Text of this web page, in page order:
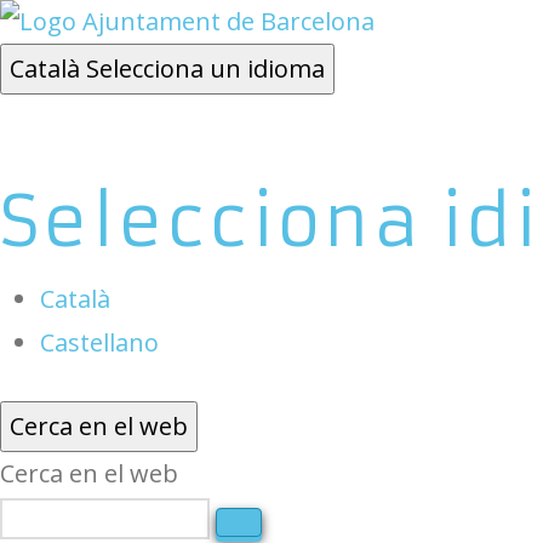
Català Selecciona un idioma
Selecciona
Català
Castellano
Cerca en el web
Cerca en el web